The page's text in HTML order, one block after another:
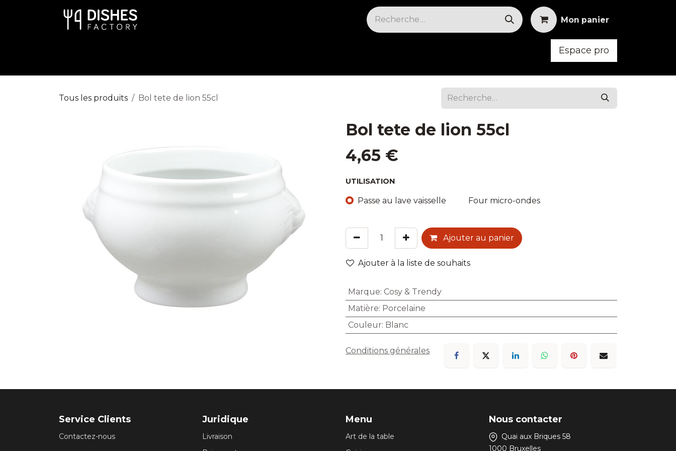
Mon panier
Vêtements
Espace pro
Tous les produits Bol tete de lion 55cl
Bol tete de lion 55cl
4,65 €
UTILISATION
Passe au lave vaisselle Four micro-ondes
Ajouter au panier
Ajouter à la liste de souhaits
Marque: Cosy & Trendy
Matière: Porcelaine
Couleur: Blanc
Conditions générales
Service Clients
Contactez-nous
Juridique
Livraison
Menu
Art de la table
Nous contacter
Quai aux Briques 58
1000 Bruxelles